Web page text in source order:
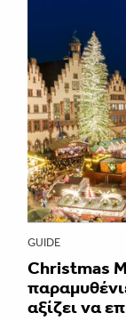
GUIDE
Christmas
αξίζει να